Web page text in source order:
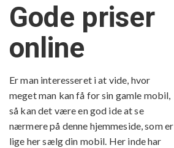
Gode priser
online
Er man interesseret i at vide, hvor
meget man kan få for sin gamle mobil,
så kan det være en god ide at se
nærmere på denne hjemmeside, som er
lige hersælg din mobil. Her inde har